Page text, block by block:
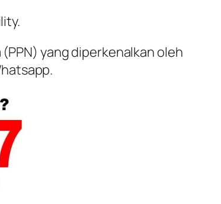
yang diperkenalkan oleh
.